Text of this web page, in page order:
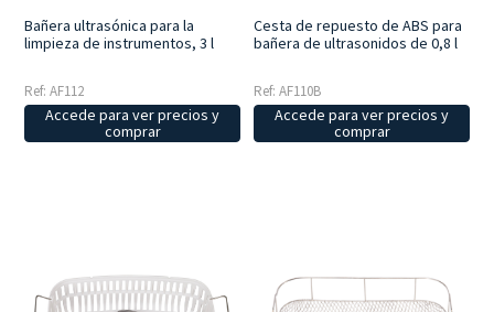
Bañera ultrasónica para la
limpieza de instrumentos, 3 l
Ref: AF112
Accede para ver precios y
comprar
Cesta de repuesto de ABS para
bañera de ultrasonidos de 0,8 l
Ref: AF110B
Accede para ver precios y
comprar